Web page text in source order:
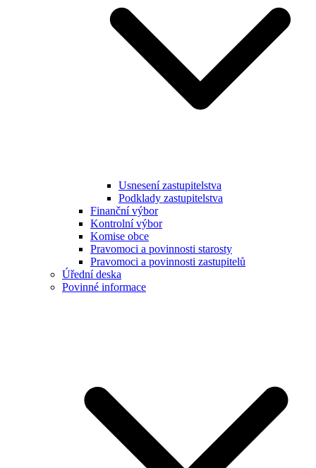
Usnesení zastupitelstva
Podklady zastupitelstva
Finanční výbor
Kontrolní výbor
Komise obce
Pravomoci a povinnosti starosty
Pravomoci a povinnosti zastupitelů
Úřední deska
Povinné informace